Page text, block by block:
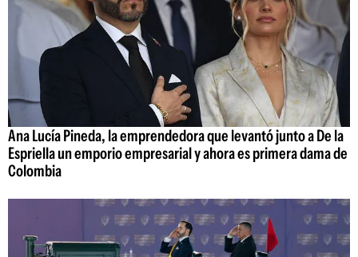
Ana Lucía Pineda, la emprendedora que levantó junto a De la
Espriella un emporio empresarial y ahora es primera dama de
Colombia